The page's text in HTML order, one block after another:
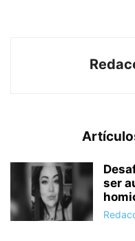
ser